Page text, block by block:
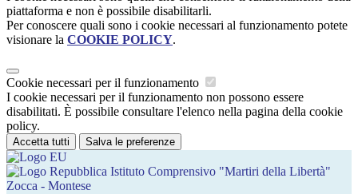
piattaforma e non è possibile disabilitarli.
Per conoscere quali sono i cookie necessari al funzionamento potete
visionare la COOKIE POLICY.
Cookie necessari per il funzionamento
I cookie necessari per il funzionamento non possono essere
disabilitati. È possibile consultare l'elenco nella pagina della cookie
policy.
Accetta tutti Salva le preferenze
Istituto Comprensivo "Martiri della Libertà"
Zocca - Montese